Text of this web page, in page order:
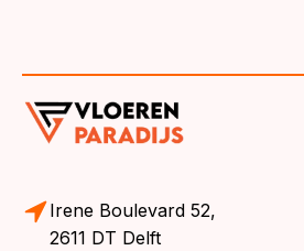
Irene Boulevard 52,
2611 DT Delft